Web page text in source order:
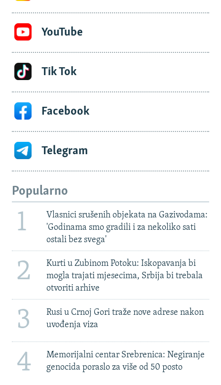
YouTube
Tik Tok
Facebook
Telegram
Popularno
1
Vlasnici srušenih objekata na Gazivodama:
'Godinama smo gradili i za nekoliko sati
ostali bez svega'
2
Kurti u Zubinom Potoku: Iskopavanja bi
mogla trajati mjesecima, Srbija bi trebala
otvoriti arhive
3
Rusi u Crnoj Gori traže nove adrese nakon
uvođenja viza
4
Memorijalni centar Srebrenica: Negiranje
genocida poraslo za više od 50 posto